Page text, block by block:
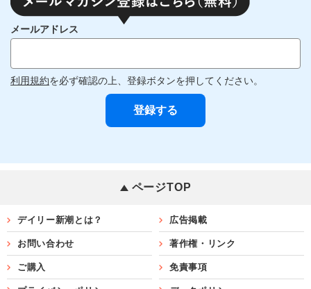
メールアドレス
利用規約を必ず確認の上、登録ボタンを押してください。
ページTOP
デイリー新潮とは？ 広告掲載
お問い合わせ 著作権・リンク
ご購入 免責事項